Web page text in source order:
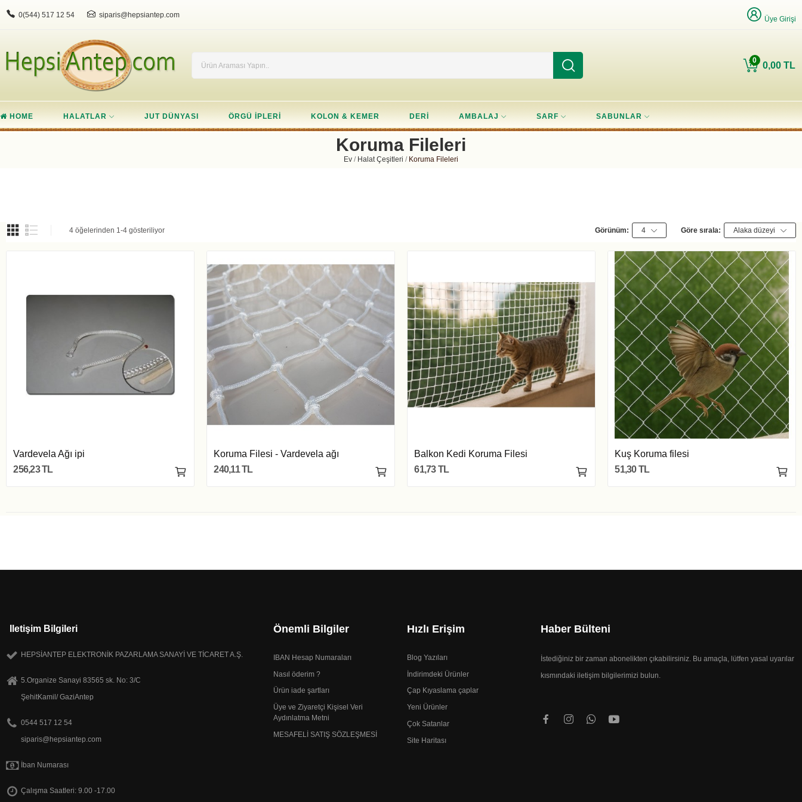
0(544) 517 12 54 siparis@hepsiantep.com
Üye Girişi
0,00 TL
0
HOME HALATLAR JUT DÜNYASI ÖRGÜ IPLERI KOLON & KEMER DERI AMBALAJ SARF SABUNLAR
Koruma Fileleri
Ev Halat Çeşitleri Koruma Fileleri
4 öğelerinden 1-4 gösteriliyor Görünüm: 4 Göre sırala: Alaka düzeyi
Vardevela Ağı ipi
256,23 TL
Koruma Filesi - Vardevela ağı
240,11 TL
Balkon Kedi Koruma Filesi
61,73 TL
Kuş Koruma filesi
51,30 TL
Iletişim Bilgileri
HEPSİANTEP ELEKTRONİK PAZARLAMA SANAYİ VE TİCARET A.Ş.
5.Organize Sanayi 83565 sk. No: 3/C
ŞehitKamil/ GaziAntep
0544 517 12 54
siparis@hepsiantep.com
İban Numarası
Çalışma Saatleri: 9.00 -17.00
Önemli Bilgiler
IBAN Hesap Numaraları
Nasıl öderim ?
Ürün iade şartları
Üye ve Ziyaretçi Kişisel Veri
Aydınlatma Metni
MESAFELİ SATIŞ SÖZLEŞMESİ
Hızlı Erişim
Blog Yazıları
İndirimdeki Ürünler
Çap Kıyaslama çaplar
Yeni Ürünler
Çok Satanlar
Site Haritası
Haber Bülteni
İstediğiniz bir zaman abonelikten çıkabilirsiniz. Bu amaçla, lütfen yasal uyarılar
kısmındaki iletişim bilgilerimizi bulun.